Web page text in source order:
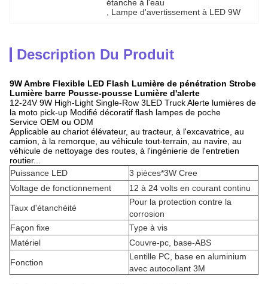
étanche à l'eau
Lampe d'avertissement à LED 9W
Description Du Produit
9W Ambre Flexible LED Flash Lumière de pénétration Strobe
Lumière barre Pousse-pousse Lumière d'alerte
12-24V 9W High-Light Single-Row 3LED Truck Alerte lumières de
la moto pick-up Modifié décoratif flash lampes de poche
Service OEM ou ODM
Applicable au chariot élévateur, au tracteur, à l'excavatrice, au
camion, à la remorque, au véhicule tout-terrain, au navire, au
véhicule de nettoyage des routes, à l'ingénierie de l'entretien
routier...
Puissance LED
3 pièces*3W Cree
Voltage de fonctionnement
12 à 24 volts en courant continu
Taux d'étanchéité
Pour la protection contre la
corrosion
Façon fixe
Type à vis
Matériel
Couvre-pc, base-ABS
Fonction
Lentille PC, base en aluminium
avec autocollant 3M